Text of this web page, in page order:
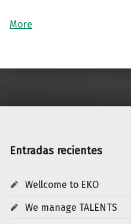
More
Entradas recientes
Wellcome to EKO
We manage TALENTS